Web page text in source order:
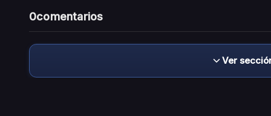
0comentarios
Ver